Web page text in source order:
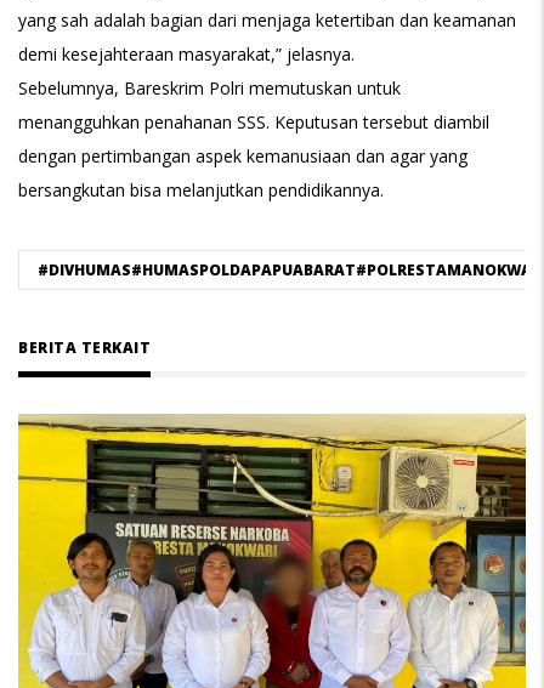
yang sah adalah bagian dari menjaga ketertiban dan keamanan
demi kesejahteraan masyarakat,” jelasnya.
Sebelumnya, Bareskrim Polri memutuskan untuk
menangguhkan penahanan SSS. Keputusan tersebut diambil
dengan pertimbangan aspek kemanusiaan dan agar yang
bersangkutan bisa melanjutkan pendidikannya.
BERITA TERKAIT